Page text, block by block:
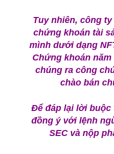
Tuy nhiên, công
chứng khoán tài
mình dưới dạng
Chứng khoán năm
chúng ra công
chào bán
Để đáp lại lời buộc
đồng ý với lệnh
SEC và nộp